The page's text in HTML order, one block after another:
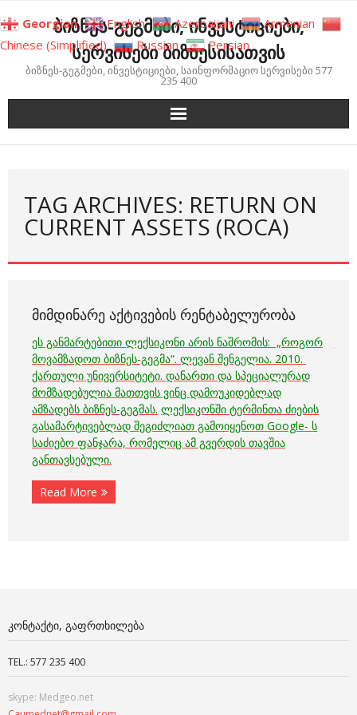
to
content
ბიზნეს-გეგმები, ინვესტიციები,
სერვისები ბიზნესისათვის
ბიზნეს-გეგმები, ინვესტიციები, საინფორმაციო სერვისები 577
235 400
TAG ARCHIVES: RETURN ON
CURRENT ASSETS (ROCA)
ᲛᲘᲛᲓᲘᲜᲐᲠᲔ ᲐᲥᲢᲘᲕᲔᲑᲘᲡ ᲠᲔᲜᲢᲐᲑᲔᲚᲣᲠᲝᲑᲐ
ეს განმარტებითი ლექსიკონი არის ნაშრომის: „როგორ
მოვამზადოთ ბიზნეს-გეგმა“. ლევან შენგელია. 2010.
ქართული უნივერსიტეტი. დანართი და სპეციალურად
მომზადებულია მათთვის ვინც დამოუკიდებლად
ამზადებს ბიზნეს-გეგმას. ლექსიკონში ტერმინთა ძიების
გასამარტივებლად შეგიძლიათ გამოიყენოთ Google- ს
საძიებო ფანჯარა, რომელიც ამ გვერდის თავშია
განთავსებული.
Read More
ᲙᲝᲜᲢᲐᲥᲢᲘ, ᲒᲐᲤᲠᲗᲮᲘᲚᲔᲑᲐ
TEL.: 577 235 400
skype: Medgeo.net
Georgian English Azerbaijani
Armenian
Chinese (Simplified)
Russian Persian